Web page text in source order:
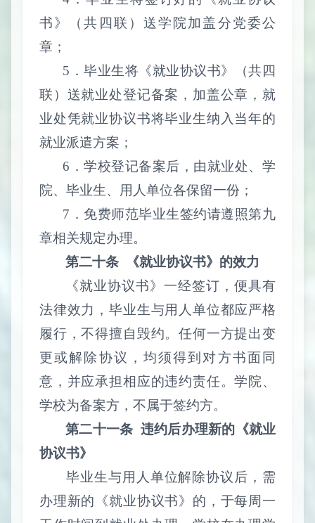
书》（共四联）送学院加盖分党委公
章；
5 ．毕业生将《就业协议书》（共四
联）送就业处登记备案，加盖公章，就
业处凭就业协议书将毕业生纳入当年的
就业派遣方案；
6 ．学校登记备案后，由就业处、学
院、毕业生、用人单位各保留一份；
7 ．免费师范毕业生签约请遵照第九
章相关规定办理。
第二十条
《就业协议书》的效力
《就业协议书》一经签订，便具有
法律效力，毕业生与用人单位都应严格
履行，不得擅自毁约。任何一方提出变
更或解除协议，均须得到对方书面同
意，并应承担相应的违约责任。学院、
学校为备案方，不属于签约方。
第二十一条 违约后办理新的《就业
协议书》
毕业生与用人单位解除协议后，需
办理新的《就业协议书》的，于每周一